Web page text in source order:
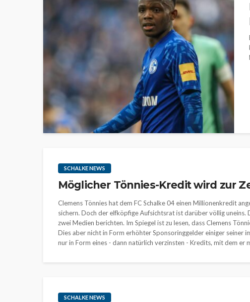
SCHALKE NEWS
Möglicher Tönnies-Kredit wird zur
Clemens Tönnies hat dem FC Schalke 04 einen Millionenkredit
sichern. Doch der elfköpfige Aufsichtsrat ist darüber völlig
zwei Medien berichten. Im Spiegel ist zu lesen, dass Clemens
Dies aber nicht in Form erhöhter Sponsoringgelder einiger seiner
nur in Form eines - dann natürlich verzinsten - Kredits, mit dem er
SCHALKE NEWS